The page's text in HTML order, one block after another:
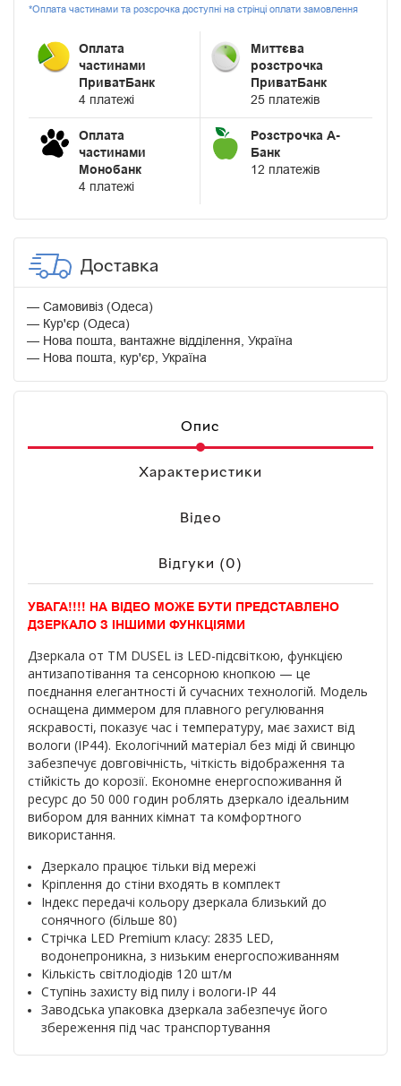
*Оплата частинами та розсрочка доступні на стрінці оплати замовлення
Оплата
частинами
ПриватБанк
4 платежі
Миттєва
розстрочка
ПриватБанк
25 платежів
Оплата
частинами
Монобанк
4 платежі
Розстрочка А-
Банк
12 платежів
Доставка
Самовивіз (Одеса)
Кур'єр (Одеса)
Нова пошта, вантажне відділення, Україна
Нова пошта, кур'єр, Україна
Опис
Характеристики
Відео
Відгуки (0)
УВАГА!!!! НА ВІДЕО МОЖЕ БУТИ ПРЕДСТАВЛЕНО
ДЗЕРКАЛО З ІНШИМИ ФУНКЦІЯМИ
Дзеркала от ТМ DUSEL із LED-підсвіткою, функцією
антизапотівання та сенсорною кнопкою — це
поєднання елегантності й сучасних технологій. Модель
оснащена диммером для плавного регулювання
яскравості, показує час і температуру, має захист від
вологи (IP44). Екологічний матеріал без міді й свинцю
забезпечує довговічність, чіткість відображення та
стійкість до корозії. Економне енергоспоживання й
ресурс до 50 000 годин роблять дзеркало ідеальним
вибором для ванних кімнат та комфортного
використання.
Дзеркало працює тільки від мережі
Кріплення до стіни входять в комплект
Індекс передачі кольору дзеркала близький до
сонячного (більше 80)
Стрічка LED Premium класу: 2835 LED,
водонепроникна, з низьким енергоспоживанням
Кількість світлодіодів 120 шт/м
Ступінь захисту від пилу і вологи-IP 44
Заводська упаковка дзеркала забезпечує його
збереження під час транспортування